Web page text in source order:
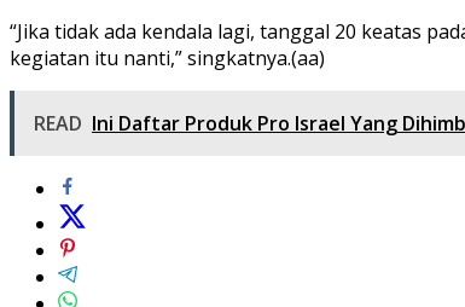
“Jika tidak ada kendala lagi, tanggal 20 keatas
kegiatan itu nanti,” singkatnya.(aa)
READ Ini Daftar Produk Pro Israel Yang